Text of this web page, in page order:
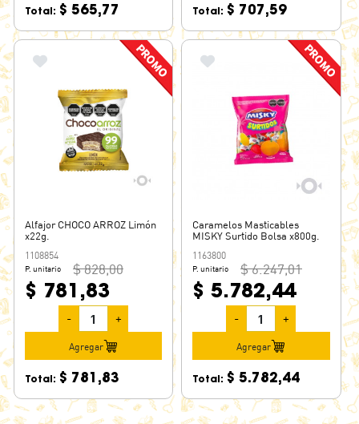
NATURA
NATURAL BREAK
NERDS
NESTLE
NEVARES
NIKOLO
NUTELLA
OBLIBON
OBLITA
ONE BITE
OPEN CANDY
OPERA
OREO
PALITOS DE LA SELVA
PARAGÜITAS
Total: $ 565,77 Total: $ 707,59
Alfajor CHOCO ARROZ Limón
x22g.
1108854
P. unitario $ 828,00
$ 781,83
- +
Agregar
Total: $ 781,83
Caramelos Masticables
MISKY Surtido Bolsa x800g.
1163800
P. unitario $ 6.247,01
$ 5.782,44
- +
Agregar
Total: $ 5.782,44